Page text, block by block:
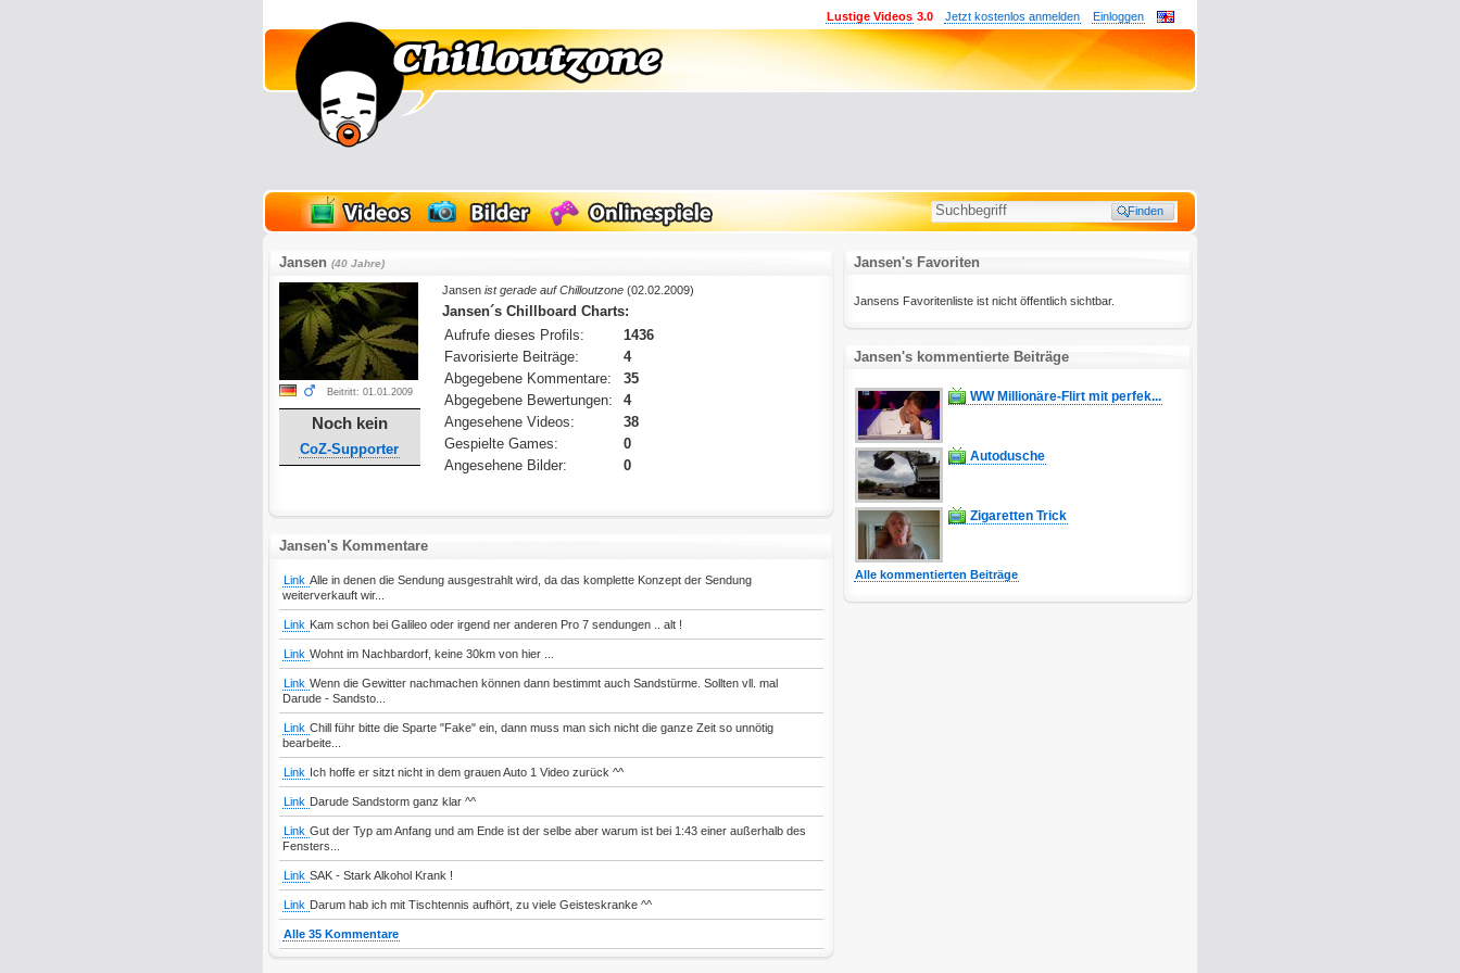
Einloggen
Jetzt kostenlos anmelden
Lustige Videos 3.0
Jansen (40 Jahre)
Beitritt: 01.01.2009
Noch kein
CoZ-Supporter
Jansen ist gerade auf Chilloutzone(02.02.2009)
Jansen´s Chillboard Charts:
Aufrufe dieses Profils:
1436
Favorisierte Beiträge:
4
Abgegebene Kommentare:
35
Abgegebene Bewertungen:
4
Angesehene Videos:
38
Gespielte Games:
0
Angesehene Bilder:
0
Jansen's Kommentare
Link Alle in denen die Sendung ausgestrahlt wird, da das komplette Konzept der Sendung
weiterverkauft wir...
Link Kam schon bei Galileo oder irgend ner anderen Pro 7 sendungen .. alt !
Link Wohnt im Nachbardorf, keine 30km von hier ...
Link Wenn die Gewitter nachmachen können dann bestimmt auch Sandstürme. Sollten vll. mal
Darude - Sandsto...
Link Chill führ bitte die Sparte "Fake" ein, dann muss man sich nicht die ganze Zeit so unnötig
bearbeite...
Link Ich hoffe er sitzt nicht in dem grauen Auto 1 Video zurück ^^
Link Darude Sandstorm ganz klar ^^
Link Gut der Typ am Anfang und am Ende ist der selbe aber warum ist bei 1:43 einer außerhalb des
Fensters...
Link SAK - Stark Alkohol Krank !
Link Darum hab ich mit Tischtennis aufhört, zu viele Geisteskranke ^^
Alle 35 Kommentare
Jansen's Favoriten
Jansens Favoritenliste ist nicht öffentlich sichtbar.
Jansen's kommentierte Beiträge
WW Millionäre-Flirt mit perfek...
Autodusche
Zigaretten Trick
Alle kommentierten Beiträge